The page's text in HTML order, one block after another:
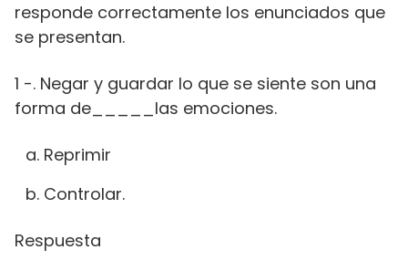
responde correctamente los enunciados que
se presentan.
1 -. Negar y guardar lo que se siente son una
forma de_____las emociones.
Reprimir
Controlar.
Respuesta